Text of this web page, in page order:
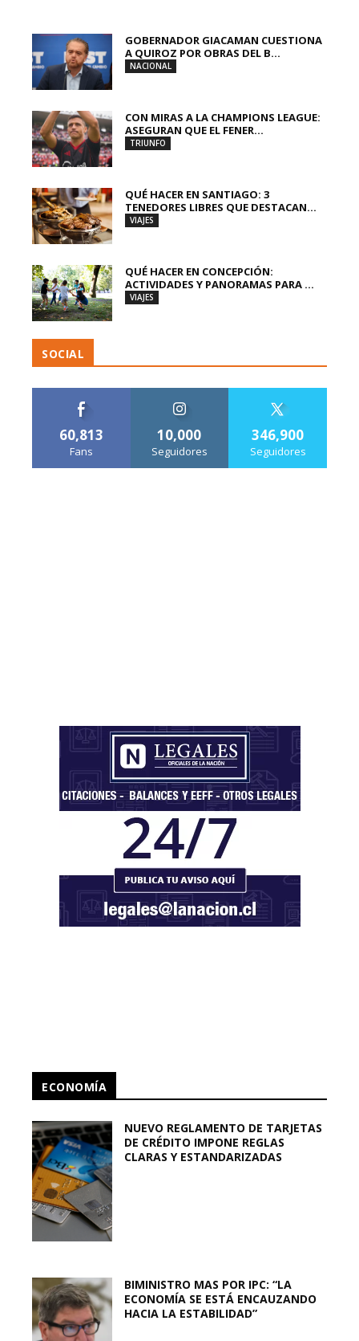
GOBERNADOR GIACAMAN CUESTIONA
A QUIROZ POR OBRAS DEL B...
NACIONAL
CON MIRAS A LA CHAMPIONS LEAGUE:
ASEGURAN QUE EL FENER...
TRIUNFO
QUÉ HACER EN SANTIAGO: 3
TENEDORES LIBRES QUE DESTACAN...
VIAJES
QUÉ HACER EN CONCEPCIÓN:
ACTIVIDADES Y PANORAMAS PARA ...
VIAJES
SOCIAL
60,813
Fans
10,000
Seguidores
346,900
Seguidores
ECONOMÍA
NUEVO REGLAMENTO DE TARJETAS
DE CRÉDITO IMPONE REGLAS
CLARAS Y ESTANDARIZADAS
BIMINISTRO MAS POR IPC: “LA
ECONOMÍA SE ESTÁ ENCAUZANDO
HACIA LA ESTABILIDAD”